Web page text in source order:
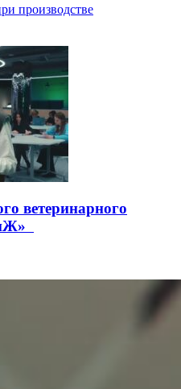
производстве
ветеринарного